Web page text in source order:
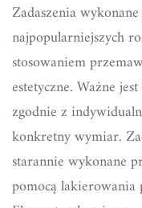
Zadaszenia
najpopularniejszych
stosowaniem
estetyczne. Ważne
zgodnie z
konkretny wymiar.
starannie wykonane
pomocą lakierowania